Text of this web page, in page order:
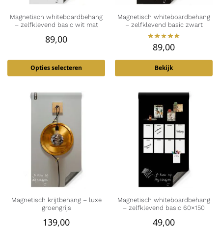
Magnetisch whiteboardbehang
– zelfklevend basic wit mat
89,00
Opties selecteren
Magnetisch whiteboardbehang
– zelfklevend basic zwart
89,00
Bekijk
Magnetisch krijtbehang – luxe
groengrijs
139,00
Magnetisch whiteboardbehang
– zelfklevend basic 60×150
49,00